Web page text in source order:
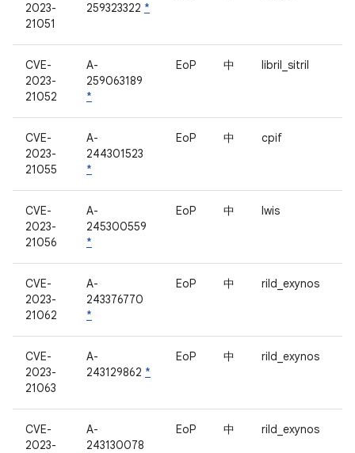
2023-
21051
259323322 *
CVE-
2023-
21052
A-
259063189
*
EoP 中 libril_sitril
CVE-
2023-
21055
A-
244301523
*
EoP 中 cpif
CVE-
2023-
21056
A-
245300559
*
EoP 中 lwis
CVE-
2023-
21062
A-
243376770
*
EoP 中 rild_exynos
CVE-
2023-
21063
A-
243129862 *
EoP 中 rild_exynos
CVE-
2023-
A-
243130078
EoP 中 rild_exynos